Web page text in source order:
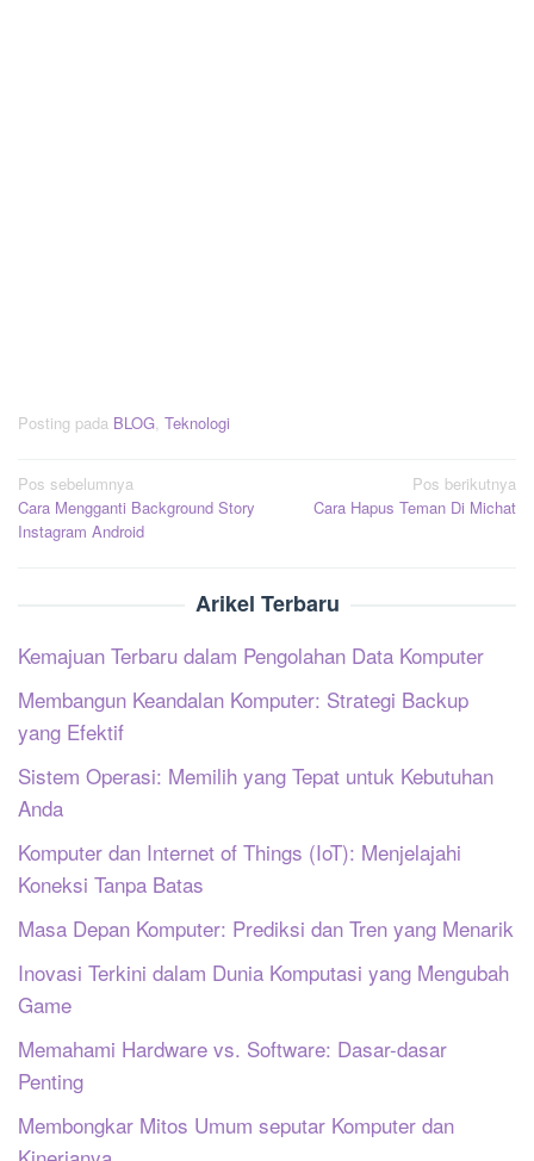
Posting pada BLOG, Teknologi
Navigasi
pos
Pos sebelumnya
Cara Mengganti Background Story
Instagram Android
Pos berikutnya
Cara Hapus Teman Di Michat
Arikel Terbaru
Kemajuan Terbaru dalam Pengolahan Data Komputer
Membangun Keandalan Komputer: Strategi Backup
yang Efektif
Sistem Operasi: Memilih yang Tepat untuk Kebutuhan
Anda
Komputer dan Internet of Things (IoT): Menjelajahi
Koneksi Tanpa Batas
Masa Depan Komputer: Prediksi dan Tren yang Menarik
Inovasi Terkini dalam Dunia Komputasi yang Mengubah
Game
Memahami Hardware vs. Software: Dasar-dasar
Penting
Membongkar Mitos Umum seputar Komputer dan